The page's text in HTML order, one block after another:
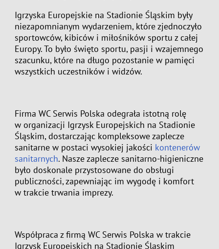
Igrzyska Europejskie na Stadionie Śląskim były
niezapomnianym wydarzeniem, które zjednoczyło
sportowców, kibiców i miłośników sportu z całej
Europy. To było święto sportu, pasji i wzajemnego
szacunku, które na długo pozostanie w pamięci
wszystkich uczestników i widzów.
Firma WC Serwis Polska odegrała istotną rolę
w organizacji Igrzysk Europejskich na Stadionie
Śląskim, dostarczając kompleksowe zaplecze
sanitarne w postaci wysokiej jakości kontenerów
sanitarnych. Nasze zaplecze sanitarno-higieniczne
było doskonale przystosowane do obsługi
publiczności, zapewniając im wygodę i komfort
w trakcie trwania imprezy.
Współpraca z firmą WC Serwis Polska w trakcie
Igrzysk Europejskich na Stadionie Śląskim